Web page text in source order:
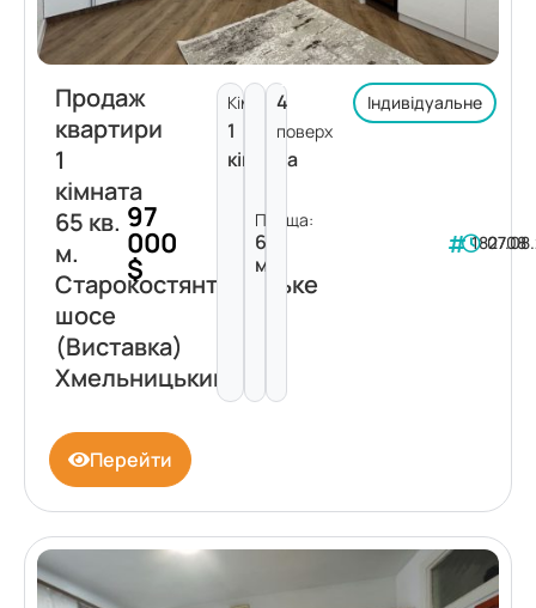
Продаж
квартири
1
кімната
65 кв.
м.
Старокостянтинівське
шосе
(Виставка)
Хмельницький
97
000
$
Кімнат:
1
кімната
Площа:
65
м²
4
поверх
Індивідуальне
182708
Перейти